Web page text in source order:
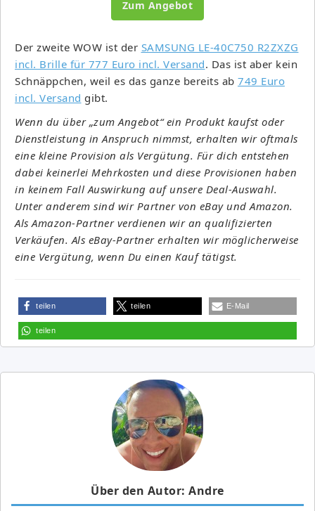
Zum Angebot
Der zweite WOW ist der SAMSUNG LE-40C750 R2ZXZG
incl. Brille für 777 Euro incl. Versand. Das ist aber kein
Schnäppchen, weil es das ganze bereits ab 749 Euro
incl. Versand gibt.
Wenn du über „zum Angebot“ ein Produkt kaufst oder
Dienstleistung in Anspruch nimmst, erhalten wir oftmals
eine kleine Provision als Vergütung. Für dich entstehen
dabei keinerlei Mehrkosten und diese Provisionen haben
in keinem Fall Auswirkung auf unsere Deal-Auswahl.
Unter anderem sind wir Partner von eBay und Amazon.
Als Amazon-Partner verdienen wir an qualifizierten
Verkäufen. Als eBay-Partner erhalten wir möglicherweise
eine Vergütung, wenn Du einen Kauf tätigst.
teilen teilen E-Mail
teilen
Über den Autor: Andre